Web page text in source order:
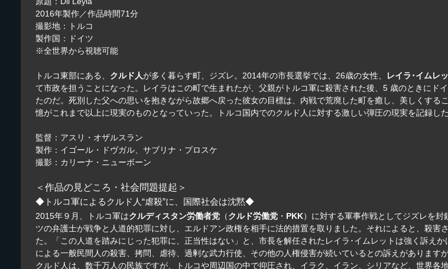
2016年製作／作品時間71分
撮影地：トルコ
製作国：ドイツ
※全世界から視聴可能
トルコ東部にある、 クルド人が多く暮らす町、ジズレ。2014年の市長選挙では、26歳の女性、 レイラ･イムレ
て市政を担うことになった。レイラはこの町で生まれたが、父親がトルコ軍に殺害された後、5 歳のときに
たのだ。死別した父への思いを抱きながら故郷へ戻った彼女の目標は、内戦で荒廃した町を癒し、美しくす
憶がこれまで以上に現実のものとなっていった。トルコ国内でのクルド人に対する激しい弾圧の現実を記録し
監督：アスリ・オザルスラン
製作：イゴール・ドヴガル、サブリナ・プロスケ
撮影：カリーナ・ニューボーン
＜作品の見どころ・社会問題提起＞
◆トルコ軍によるクルド人“虐殺”に、国際社会は沈黙◆
2015年９月、トルコ軍はクルディスタン労働者党 （クルド労働党 ・ PKK）に対する軍事作戦としてジズレを封
ツの弁護士が戦争と人道的犯罪に対し、エルドアン政権を相手に法的措置を取りました。それによると、殺
た。「この人道を踏みにじった犯罪に、正当性はない」と、市長を解任されたレイラ･イムレットは強く訴え
による一般民間人の殺害、拷問、虐待、過剰な武力行使、その他の人権侵害が続いているとの訴えがあります
クルド人は、数千万人の民族ですが、トルコや周辺国の中で抑圧され、イラク、イラン、シリアなど、世界